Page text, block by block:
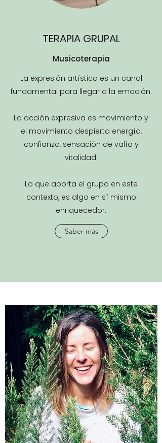
TERAPIA GRUPAL
Musicoterapia
La expresión artística es un canal
fundamental para llegar a la emoción.
La acción expresiva es movimiento y
el movimiento despierta energía,
confianza, sensación de valía y
vitalidad.
Lo que aporta el grupo en este
contexto, es algo en sí mismo
enriquecedor.
Saber más